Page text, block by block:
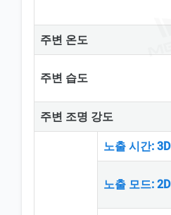
주변 온도
주변 습도
주변 조명 강도
노출 시간: 3D
노출 모드: 2D